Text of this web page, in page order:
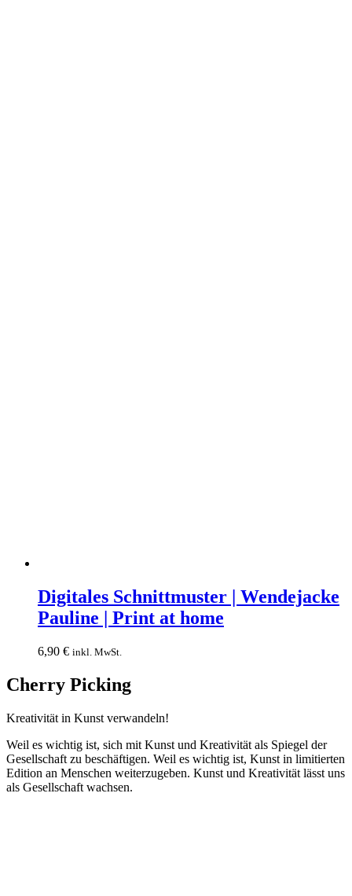
Schnittmuster
|
Wendejacke
|
Print
home
Digitales Schnittmuster | Wendejacke
Pauline | Print at home
6,90 € inkl. MwSt.
Cherry Picking
Kreativität in Kunst verwandeln!
Weil es wichtig ist, sich mit Kunst und Kreativität als Spiegel der
Gesellschaft zu beschäftigen. Weil es wichtig ist, Kunst in limitierten
Edition an Menschen weiterzugeben. Kunst und Kreativität lässt uns
als Gesellschaft wachsen.